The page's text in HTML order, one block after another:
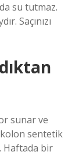
su tutmaz.
Saçınızı
sunar ve
sentetik
Haftada bir